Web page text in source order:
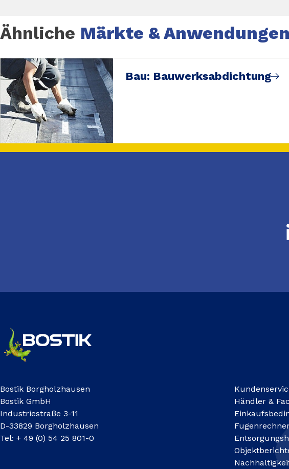
Komplett-Informationen entnehmen Sie bitte dem Technischen
Ähnliche Märkte & Anwendungen
Bau: Bauwerksabdichtung
Bostik Borgholzhausen
Bostik GmbH
Industriestraße 3-11
D-33829 Borgholzhausen
Tel: + 49 (0) 54 25 801-0
Händler &